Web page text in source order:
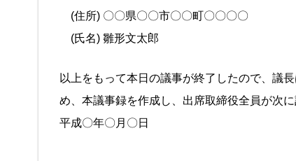
(住所) 〇〇県〇〇市〇〇町〇〇〇〇
(氏名) 雛形文太郎
以上をもって本日の議事が終了したので、議
め、本議事録を作成し、出席取締役全員が次に
平成〇年〇月〇日